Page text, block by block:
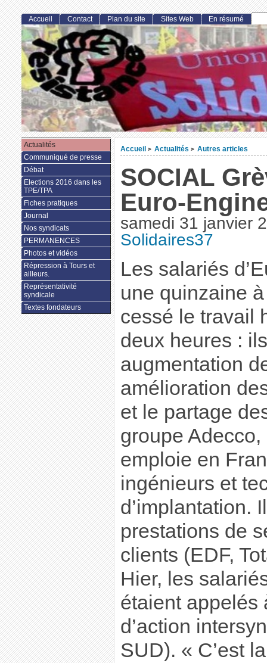
Accueil > Actualités > Autres articles
SOCIAL
Euro-
samedi 31 janvier
Solidaires37
Les salariés
une quinzaine
cessé le travail
deux heures :
augmentation
amélioration
et le partage
groupe
emploie en
ingénieurs et
d’implantation.
prestations de
clients (EDF,
Hier, les
étaient appelés
d’action
SUD). « C’est
Accueil Contact Plan du site Sites Web En résumé
Actualités
Communiqué de presse
Débat
Elections 2016 dans les
TPE/TPA
Fiches pratiques
Journal
Nos syndicats
PERMANENCES
Photos et vidéos
Répression à Tours et
ailleurs.
Représentativité
syndicale
Textes fondateurs